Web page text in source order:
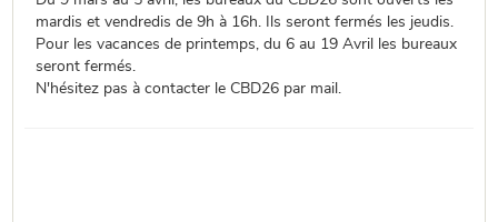
mardis et vendredis de 9h à 16h. Ils seront fermés les jeudis.
Pour les vacances de printemps, du 6 au 19 Avril les bureaux
seront fermés.
N'hésitez pas à contacter le CBD26 par mail.